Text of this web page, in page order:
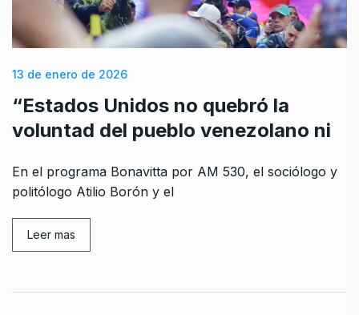
13 de enero de 2026
“Estados Unidos no quebró la
voluntad del pueblo venezolano ni
En el programa Bonavitta por AM 530, el sociólogo y
politólogo Atilio Borón y el
Leer mas